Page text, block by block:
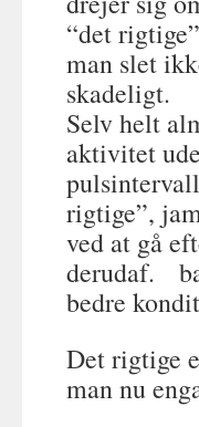
“det
man slet
skadeligt.
Selv helt
aktivitet
rigtige”,
ved at gå
derudaf.
bedre
Det rigtige
man nu